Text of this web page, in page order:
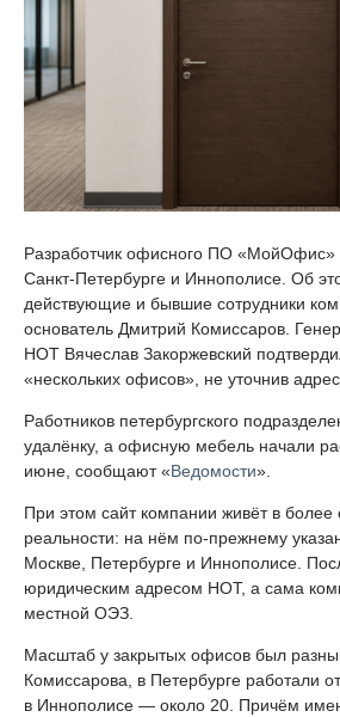
Разработчик офисного ПО «МойОфис»
Санкт-Петербурге и Иннополисе. Об
действующие и бывшие сотрудники
основатель Дмитрий Комиссаров.
НОТ Вячеслав Закоржевский
«нескольких офисов», не уточнив
Работников петербургского
удалёнку, а офисную мебель начали
июне, сообщают «Ведомости».
При этом сайт компании живёт в более
реальности: на нём по-прежнему
Москве, Петербурге и Иннополисе.
юридическим адресом НОТ, а сама
местной ОЭЗ.
Масштаб у закрытых офисов был
Комиссарова, в Петербурге работали
в Иннополисе — около 20. Причём